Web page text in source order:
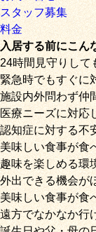
スタッフ募集
料金
入居する前にこん
24時間見守りして
緊急時でもすぐに
施設内外問わず仲
医療ニーズに対応
認知症に対する不
美味しい食事が食
趣味を楽しめる環
外出できる機会が
美味しい食事が食
遠方でなかなか行